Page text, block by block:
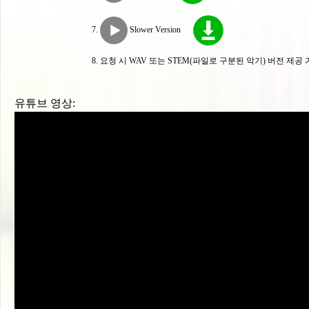
Slower Version
요청 시 WAV 또는 STEM(파일로 구분된 악기) 버전 제공
유튜브 영상: